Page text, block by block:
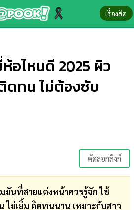
เรื่องฮิต
อไหนดี 2025 ผิว
ดทน ไม่ต้องซับ
คัดลอกลิงก์
ที่สายแต่งหน้าควรรู้จัก ใช้
ไม่เยิ้ม ติดทนนาน เหมาะกับสาว